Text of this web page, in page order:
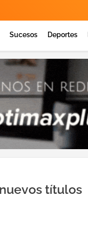
Sucesos Deportes
títulos